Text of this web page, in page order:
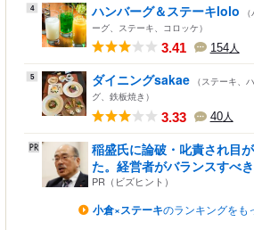
4 ハンバーグ＆ステーキlolo
ーグ、ステーキ、コロッケ）
3.41 154人
5 ダイニングsakae （ステーキ、
グ、鉄板焼き）
3.33 40人
稲盛氏に論破・叱責され目
た。経営者がバランスすべ
つ...
PR（ビズヒント）
小倉×ステーキのランキングをも